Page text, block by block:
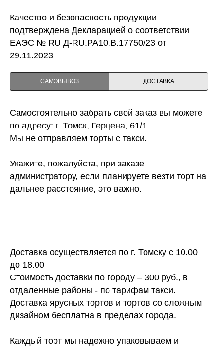
Качество и безопасность продукции
подтверждена Декларацией о соответствии
ЕАЭС № RU Д-RU.PA10.B.17750/23 от
29.11.2023
САМОВЫВОЗ ДОСТАВКА
Самостоятельно забрать свой заказ вы можете
по адресу: г. Томск, Герцена, 61/1
Мы не отправляем торты с такси.
Укажите, пожалуйста, при заказе
администратору, если планируете везти торт на
дальнее расстояние, это важно.
Доставка осуществляется по г. Томску с 10.00
до 18.00
Стоимость доставки по городу – 300 руб., в
отдаленные районы - по тарифам такси.
Доставка ярусных тортов и тортов со сложным
дизайном бесплатна в пределах города.
Каждый торт мы надежно упаковываем и